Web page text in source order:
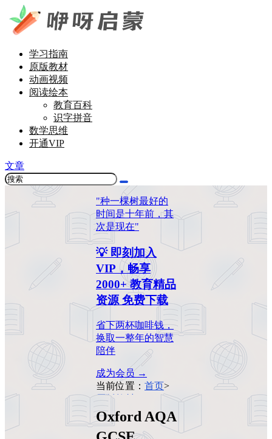
学习指南
原版教材
动画视频
阅读绘本
教育百科
识字拼音
数学思维
开通VIP
文章
"种一棵树最好的
时间是十年前，其
次是现在"
💡 即刻加入
VIP，畅享
2000+ 教育精品
资源 免费下载
省下两杯咖啡钱，
换取一整年的智慧
陪伴
成为会员 →
当前位置： 首页>
原版教材
Oxford
AQA GCSE
Physics第三版 物理
教材 英文原版
Oxford AQA